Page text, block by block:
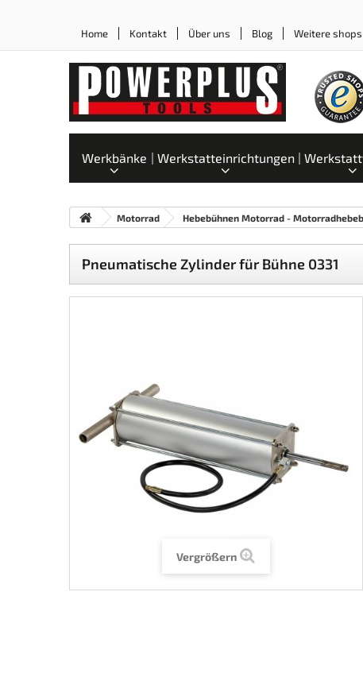
Home Kontakt Über uns Blog Weitere shops
Werkbänke Werkstatteinrichtungen
Motorrad Hebebühnen Motorrad -
Pneumatische Zylinder für Bühne 0331
Vergrößern